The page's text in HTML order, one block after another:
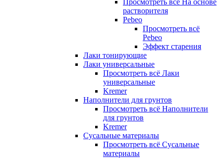
Просмотреть всё На основе
растворителя
Pebeo
Просмотреть всё
Pebeo
Эффект старения
Лаки тонирующие
Лаки универсальные
Просмотреть всё Лаки
универсальные
Kremer
Наполнители для грунтов
Просмотреть всё Наполнители
для грунтов
Kremer
Сусальные материалы
Просмотреть всё Сусальные
материалы